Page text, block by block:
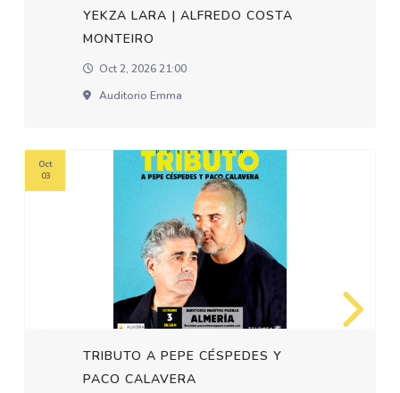
YEKZA LARA | ALFREDO COSTA
MONTEIRO
Oct 2, 2026 21:00
Auditorio Emma
TRIBUTO A PEPE CÉSPEDES Y
PACO CALAVERA
Oct
03